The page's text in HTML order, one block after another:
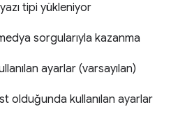
tipi yükleniyor
sorgularıyla kazanma
ayarlar (varsayılan)
olduğunda kullanılan ayarlar